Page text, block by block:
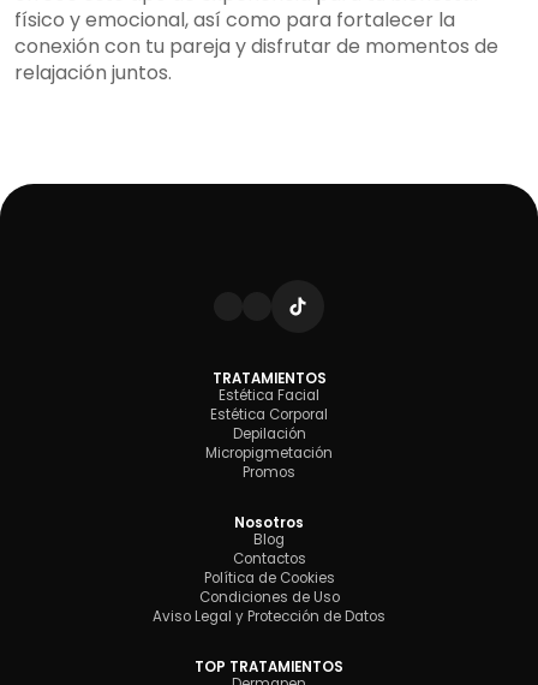
físico y emocional, así como para fortalecer la
conexión con tu pareja y disfrutar de momentos de
relajación juntos.
TRATAMIENTOS
Estética Facial
Estética Corporal
Depilación
Micropigmetación
Promos
Nosotros
Blog
Contactos
Política de Cookies
Condiciones de Uso
Aviso Legal y Protección de Datos
TOP TRATAMIENTOS